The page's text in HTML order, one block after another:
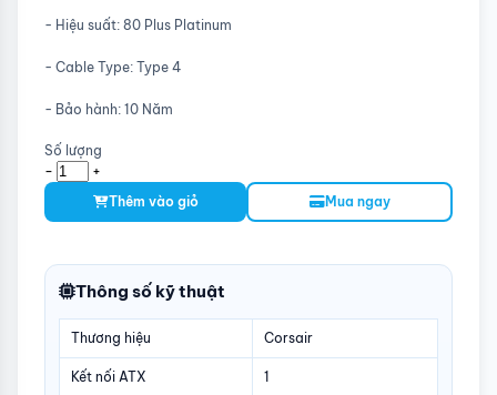
- Hiệu suất: 80 Plus Platinum
- Cable Type: Type 4
- Bảo hành: 10 Năm
Số lượng
- +
Thêm vào giỏ Mua ngay
Thông số kỹ thuật
Thương hiệu Corsair
Kết nối ATX 1